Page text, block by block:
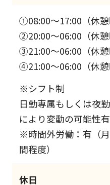
①08:00～17:00（休
②20:00～06:00（休
③21:00～06:00（休
④21:00～06:00（休
※シフト制
日勤専属もしくは
により変動の可能性
※時間外労働：有（
間程度）
休日